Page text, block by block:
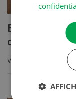
Blancs de
crème
VERS LA RECETTE